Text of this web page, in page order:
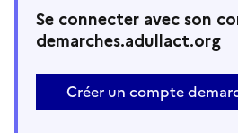
Se connecter avec son
demarches.adullact.org
Créer un compte